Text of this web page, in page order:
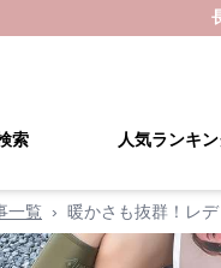
索 人気ランキ
一覧 › 暖かさも抜群！レ